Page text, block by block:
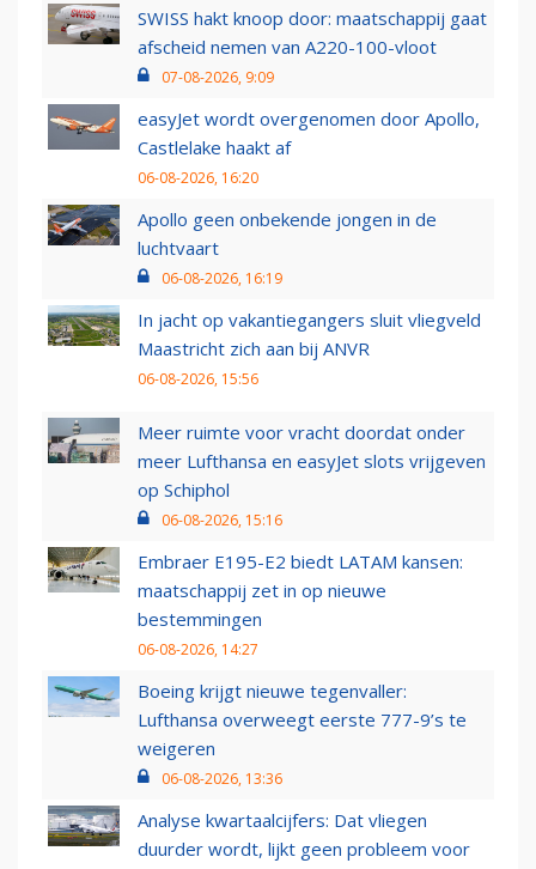
SWISS hakt knoop door: maatschappij gaat
afscheid nemen van A220-100-vloot
07-08-2026, 9:09
easyJet wordt overgenomen door Apollo,
Castlelake haakt af
06-08-2026, 16:20
Apollo geen onbekende jongen in de
luchtvaart
06-08-2026, 16:19
In jacht op vakantiegangers sluit vliegveld
Maastricht zich aan bij ANVR
06-08-2026, 15:56
Meer ruimte voor vracht doordat onder
meer Lufthansa en easyJet slots vrijgeven
op Schiphol
06-08-2026, 15:16
Embraer E195-E2 biedt LATAM kansen:
maatschappij zet in op nieuwe
bestemmingen
06-08-2026, 14:27
Boeing krijgt nieuwe tegenvaller:
Lufthansa overweegt eerste 777-9’s te
weigeren
06-08-2026, 13:36
Analyse kwartaalcijfers: Dat vliegen
duurder wordt, lijkt geen probleem voor